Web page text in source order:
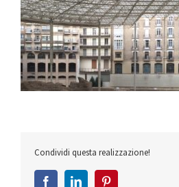
Condividi questa realizzazione!
FacebookLinkedIn